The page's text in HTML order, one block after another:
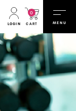
LOGIN CART
0
MENU